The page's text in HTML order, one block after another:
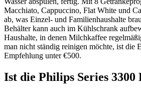
Macchiato, Cappuccino, Flat White und
ab, was Einzel- und Familienhaushalte
Behälter kann auch im Kühlschrank
Haushalte, in denen Milchkaffee
man nicht ständig reinigen möchte, ist die
Empfehlung unter €500.
Ist die Philips Series 3300